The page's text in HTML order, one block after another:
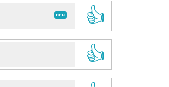
neu
👍
👍